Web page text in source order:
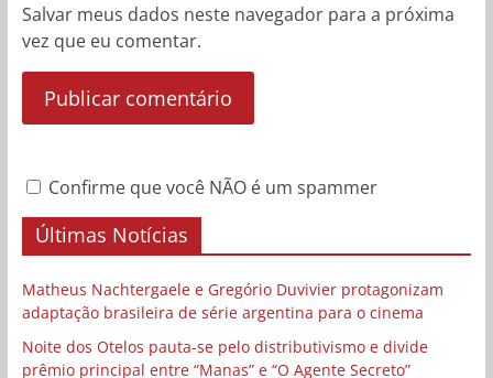
Salvar meus dados neste navegador para a próxima
vez que eu comentar.
Confirme que você NÃO é um spammer
Últimas Notícias
Matheus Nachtergaele e Gregório Duvivier protagonizam
adaptação brasileira de série argentina para o cinema
Noite dos Otelos pauta-se pelo distributivismo e divide
prêmio principal entre “Manas” e “O Agente Secreto”